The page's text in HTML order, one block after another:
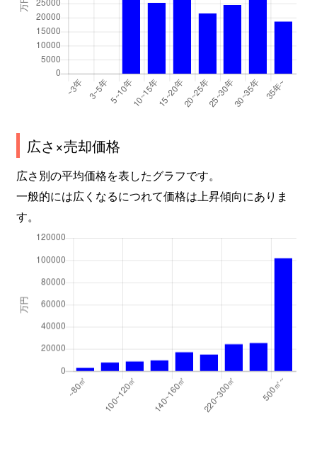
広さ×売却価格
広さ別の平均価格を表したグラフです。
一般的には広くなるにつれて価格は上昇傾向にありま
す。